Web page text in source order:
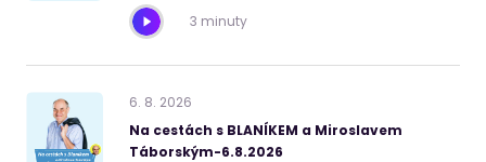
3 minuty
6. 8. 2026
Na cestách s BLANÍKEM a Miroslavem
Táborským-6.8.2026